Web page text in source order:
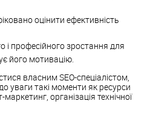
оцінити ефективність
і професійного зростання для
його мотивацію.
власним SEO-спеціалістом,
уваги такі моменти як ресурси
організація технічної